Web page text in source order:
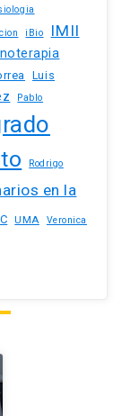
iBio IMII
Luis
Pablo
Rodrigo
en la
UMA
Veronica